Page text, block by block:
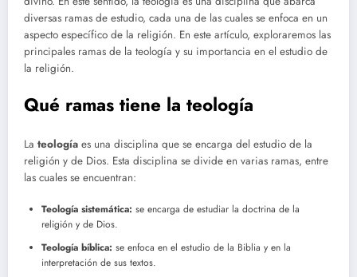
diversas ramas de estudio, cada una de las cuales se enfoca en un
aspecto específico de la religión. En este artículo, exploraremos las
principales ramas de la teología y su importancia en el estudio de
la religión.
Qué ramas tiene la teología
La teología es una disciplina que se encarga del estudio de la
religión y de Dios. Esta disciplina se divide en varias ramas, entre
las cuales se encuentran:
Teología sistemática: se encarga de estudiar la doctrina de la
religión y de Dios.
Teología bíblica: se enfoca en el estudio de la Biblia y en la
interpretación de sus textos.